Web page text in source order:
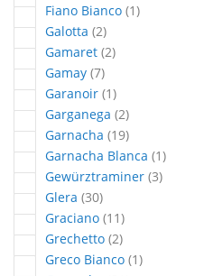
Fiano Bianco 1article
Galotta 2articles
Gamaret 2articles
Gamay 7articles
Garanoir 1article
Garganega 2articles
Garnacha 19articles
Garnacha Blanca 1article
Gewürztraminer 3articles
Glera 30articles
Graciano 11articles
Grechetto 2articles
Greco Bianco 1article